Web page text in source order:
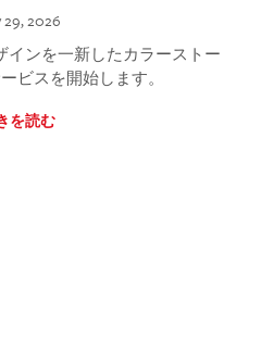
29, 2026
インを一新したカラーストー
ビスを開始します。
を読む